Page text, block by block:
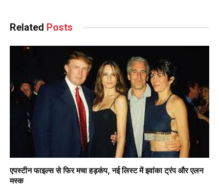
Related Posts
एपस्टीन फाइल्स से फिर मचा हड़कंप, नई लिस्ट में इवांका ट्रंप और एलन
मस्क